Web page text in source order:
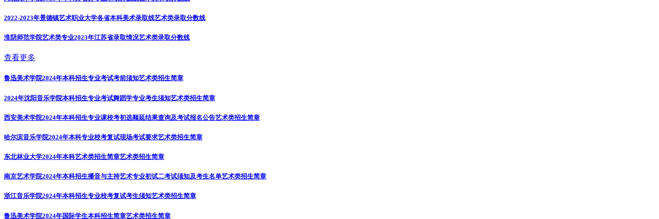
2022-2023年景德镇艺术职业大学各省本科美术录取线艺术类录取分数线
淮阴师范学院艺术类专业2023年江苏省录取情况艺术类录取分数线
查看更多
鲁迅美术学院2024年本科招生专业考试考前须知艺术类招生简章
2024年沈阳音乐学院本科招生专业考试舞蹈学专业考生须知艺术类招生简章
西安美术学院2024年本科招生专业课校考初选顺延结果查询及考试报名公告艺术类招生简章
哈尔滨音乐学院2024年本科专业校考复试现场考试要求艺术类招生简章
东北林业大学2024年本科艺术类招生简章艺术类招生简章
南京艺术学院2024年本科招生播音与主持艺术专业初试二考试须知及考生名单艺术类招生简章
浙江音乐学院2024年本科招生专业校考复试考生须知艺术类招生简章
鲁迅美术学院2024年国际学生本科招生简章艺术类招生简章